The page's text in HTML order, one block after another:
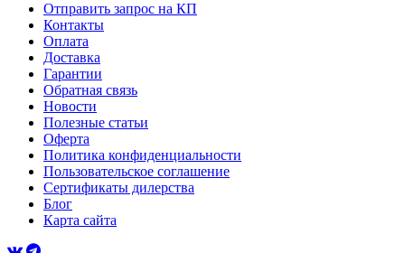
Отправить запрос на КП
Контакты
Оплата
Доставка
Гарантии
Обратная связь
Новости
Полезные статьи
Оферта
Политика конфиденциальности
Пользовательское соглашение
Сертификаты дилерства
Блог
Карта сайта